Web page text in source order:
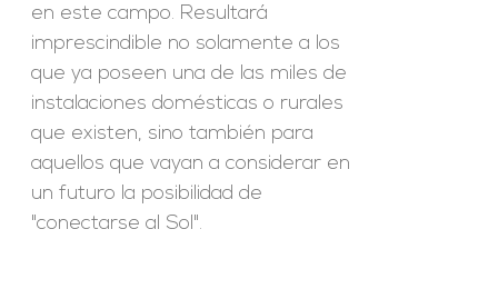
en este campo. Resultará
imprescindible no solamente a los
que ya poseen una de las miles de
instalaciones domésticas o rurales
que existen, sino también para
aquellos que vayan a considerar en
un futuro la posibilidad de
"conectarse al Sol".